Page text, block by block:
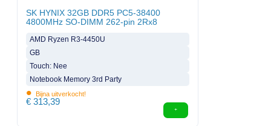
SK HYNIX 32GB DDR5 PC5-38400
4800MHz SO-DIMM 262-pin 2Rx8
AMD Ryzen R3-4450U
GB
Touch: Nee
Notebook Memory 3rd Party
• Bijna uitverkocht!
€ 313,39